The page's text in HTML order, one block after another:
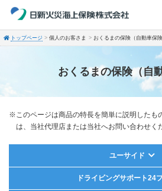
トップページ 個人のお客さま おくるまの保険（自動車保険
おくるまの保険（自
※このページは商品の特長を簡単に説明したも
は、当社代理店または当社へお問い合わせく
ユーサイド
ドライビングサポート24